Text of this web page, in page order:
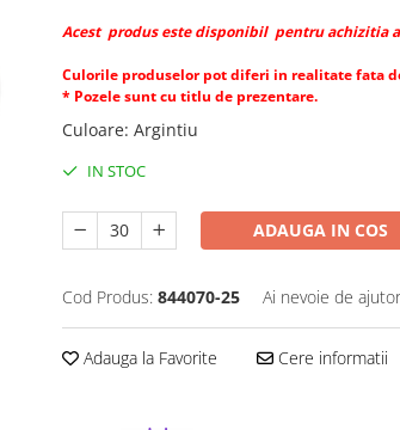
Acest produs este disponibil pentru achizitia
Culorile produselor pot diferi in realitate fata
* Pozele sunt cu titlu de prezentare.
Culoare: Argintiu
IN STOC
ADAUGA IN COS
Cod Produs: 844070-25 Ai nevoie de
Adauga la Favorite Cere informatii